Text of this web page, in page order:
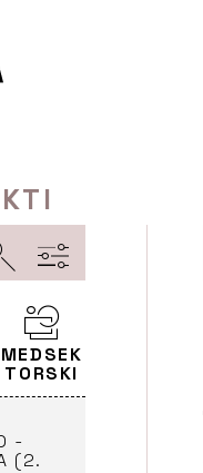
MEDSEK
TORSKI
(9
(4
-
(2.